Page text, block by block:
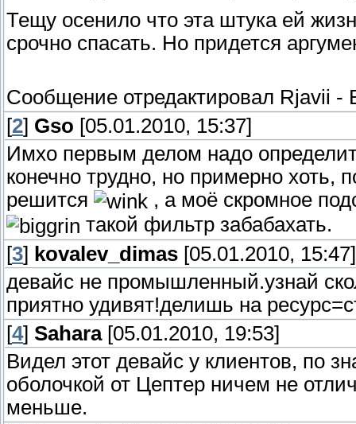
Тещу осенило что эта штука ей
срочно спасать. Но придется
Сообщение отредактировал Rjavii -
[2] Gso [05.01.2010, 15:37]
Имхо первым делом надо
конечно трудно, но примерно хоть,
решится
, а моё скромное
такой фильтр забабахать.
[3] kovalev_dimas [05.01.2010, 15:47]
девайс не промышленный.узнай
приятно удивят!делишь на
[4] Sahara[05.01.2010, 19:53]
Видел этот девайс у клиентов, по
оболочкой от Цептер ничем не
меньше.